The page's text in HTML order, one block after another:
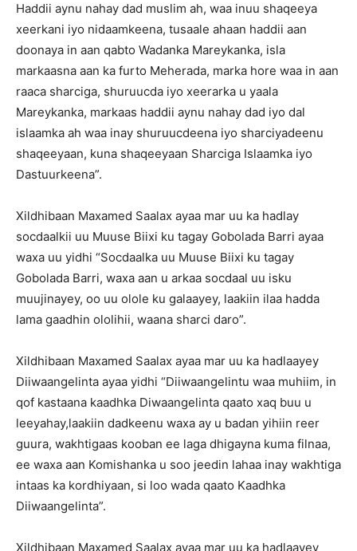
Haddii aynu nahay dad muslim ah, waa inuu shaqeeya
xeerkani iyo nidaamkeena, tusaale ahaan haddii aan
doonaya in aan qabto Wadanka Mareykanka, isla
markaasna aan ka furto Meherada, marka hore waa in aan
raaca sharciga, shuruucda iyo xeerarka u yaala
Mareykanka, markaas haddii aynu nahay dad iyo dal
islaamka ah waa inay shuruucdeena iyo sharciyadeenu
shaqeeyaan, kuna shaqeeyaan Sharciga Islaamka iyo
Dastuurkeena”.
Xildhibaan Maxamed Saalax ayaa mar uu ka hadlay
socdaalkii uu Muuse Biixi ku tagay Gobolada Barri ayaa
waxa uu yidhi “Socdaalka uu Muuse Biixi ku tagay
Gobolada Barri, waxa aan u arkaa socdaal uu isku
muujinayey, oo uu olole ku galaayey, laakiin ilaa hadda
lama gaadhin ololihii, waana sharci daro”.
Xildhibaan Maxamed Saalax ayaa mar uu ka hadlaayey
Diiwaangelinta ayaa yidhi “Diiwaangelintu waa muhiim, in
qof kastaana kaadhka Diwaangelinta qaato xaq buu u
leeyahay,laakiin dadkeenu waxa ay u badan yihiin reer
guura, wakhtigaas kooban ee laga dhigayna kuma filnaa,
ee waxa aan Komishanka u soo jeedin lahaa inay wakhtiga
intaas ka kordhiyaan, si loo wada qaato Kaadhka
Diiwaangelinta”.
Xildhibaan Maxamed Saalax ayaa mar uu ka hadlaayey